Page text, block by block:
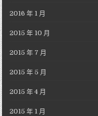
2016 年 1 月
2015 年 10 月
2015 年 7 月
2015 年 5 月
2015 年 4 月
2015 年 1 月